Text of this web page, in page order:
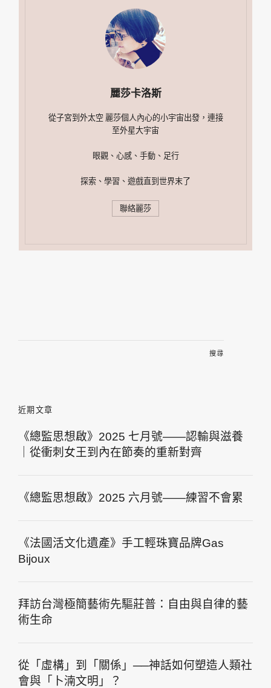
麗莎卡洛斯
從子宮到外太空 麗莎個人內心的小宇宙出發，連接
至外星大宇宙
眼觀、心感、手動、足行
探索、學習、遊戲直到世界末了
聯絡麗莎
近期文章
《總監思想啟》2025 七月號——認輸與滋養
｜從衝刺女王到內在節奏的重新對齊
《總監思想啟》2025 六月號——練習不會累
《法國活文化遺產》手工輕珠寶品牌Gas
Bijoux
拜訪台灣極簡藝術先驅莊普：自由與自律的藝
術生命
從「虛構」到「關係」──神話如何塑造人類社
會與「卜湳文明」？